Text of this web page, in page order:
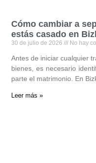
Cómo cambiar a
estás casado en
30 de julio de 2026 No hay
Antes de iniciar cualquier
bienes, es necesario
parte el matrimonio. En
Leer más »